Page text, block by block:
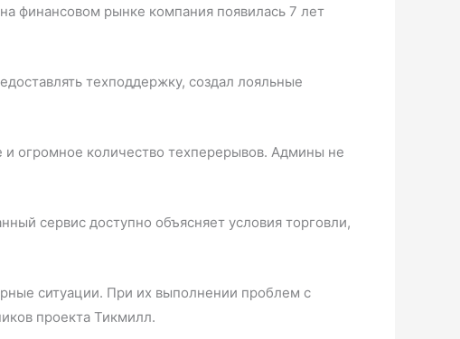
финансовом рынке компания появилась 7 лет
техподдержку, создал лояльные
и огромное количество техперерывов. Админы не
сервис доступно объясняет условия торговли,
ситуации. При их выполнении проблем с
проекта Тикмилл.